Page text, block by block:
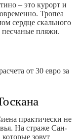
– это курорт и
Тропеа
сердце скального
пляжи.
от 30 евро за
практически не
На страже Сан-
зовут